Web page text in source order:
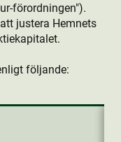
förordningen").
justera Hemnets
följande: